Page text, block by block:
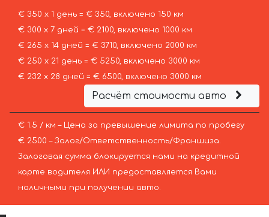
€ 350 х 1 день = € 350, включено 150 км
€ 300 х 7 дней = € 2100, включено 1000 км
€ 265 х 14 дней = € 3710, включено 2000 км
€ 250 х 21 день = € 5250, включено 3000 км
€ 232 х 28 дней = € 6500, включено 3000 км
Расчёт стоимости авто
€ 1.5 / км – Цена за превышение лимита по пробегу
€ 2500 – Залог/Ответственность/Франшиза.
Залоговая сумма блокируется нами на кредитной
карте водителя ИЛИ предоставляется Вами
наличными при получении авто.